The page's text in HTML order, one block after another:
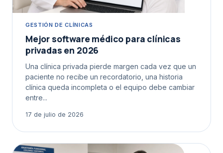
GESTIÓN DE CLÍNICAS
Mejor software médico para clínicas
privadas en 2026
Una clínica privada pierde margen cada vez que un
paciente no recibe un recordatorio, una historia
clínica queda incompleta o el equipo debe cambiar
entre...
17 de julio de 2026